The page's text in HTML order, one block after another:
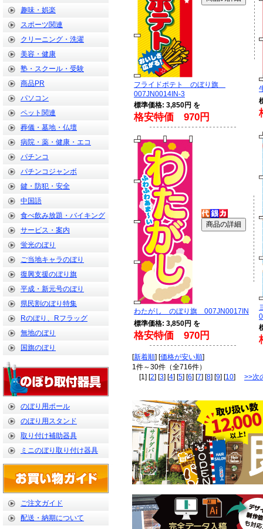
趣味・娯楽
スポーツ関連
クリーニング・洗濯
美容・健康
塾・スクール・受験
商品PR
パソコン
ペット関連
葬儀・墓地・仏壇
病院・薬・健康・エコ
パチンコ
パチンコジャンボ
鍵・防犯・安全
中国語
食べ飲み放題・バイキング
サービス・案内
蛍光のぼり
ご当地キャラのぼり
復興支援のぼり旗
平成・新元号のぼり
県民割のぼり特集
Rのぼり、Rフラッグ
無地のぼり
国旗のぼり
のぼり用ポール
のぼり用スタンド
取り付け補助器具
ミニのぼり取り付け器具
ご注文ガイド
配送・納期について
フライドポテト のぼり旗
007JN0014IN-3
標準価格: 3,850円 を
格安特価 970円
わたがし のぼり旗 007JN0017IN
標準価格: 3,850円 を
格安特価 970円
[新着順] [価格が安い順]
1件～30件（全716件）
[1] [2] [3] [4] [5] [6] [7] [8] [9] [10] >>次